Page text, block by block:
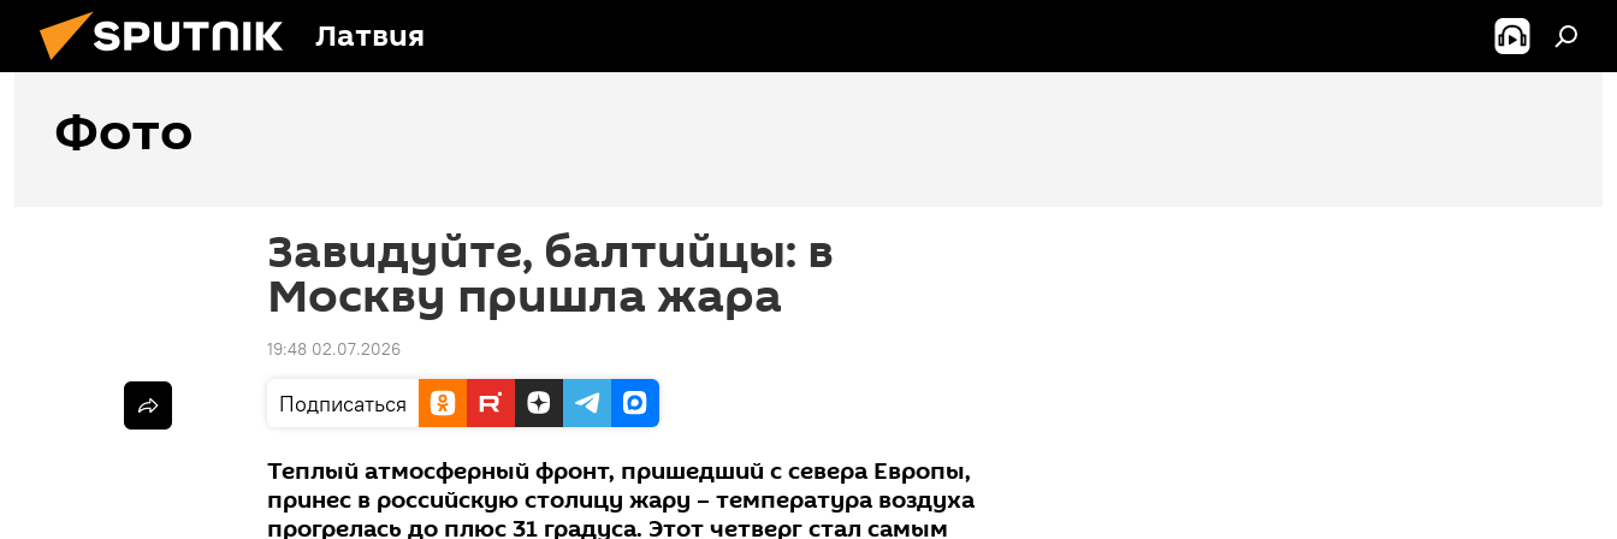
Латвия
Фото
Завидуйте, балтийцы: в
Москву пришла жара
19:48 02.07.2026
Подписаться
Теплый атмосферный фронт, пришедший с севера Европы,
принес в российскую столицу жару – температура воздуха
прогрелась до плюс 31 градуса. Этот четверг стал самым